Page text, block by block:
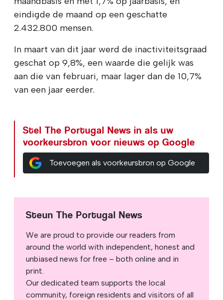
eindigde de maand op een geschatte
2.432.800 mensen.
In maart van dit jaar werd de inactiviteitsgraad
geschat op 9,8%, een waarde die gelijk was
aan die van februari, maar lager dan de 10,7%
van een jaar eerder.
Stel The Portugal News in als uw
voorkeursbron voor nieuws op Google
Toevoegen als voorkeursbron op Google
Steun The Portugal News
We are proud to provide our readers from
around the world with independent, honest and
unbiased news for free – both online and in
print.
Our dedicated team supports the local
community, foreign residents and visitors of all